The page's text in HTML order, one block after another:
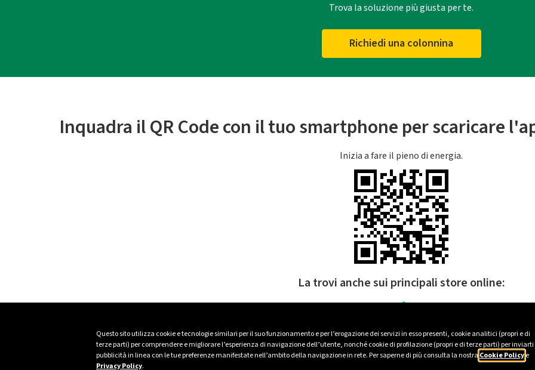
Questo sito utilizza cookie e tecnologie similari per il suo funzionamento e per l’erogazione dei servizi in esso presenti, cookie analitici (propri e di
terze parti) per comprendere e migliorare l’esperienza di navigazione dell’utente, nonché cookie di profilazione (propri e di terze parti) per inviarti
pubblicità in linea con le tue preferenze manifestate nell’ambito della navigazione in rete. Per saperne di più consulta la nostra Cookie Policye
Privacy Policy.
Trova la soluzione più giusta per te.
Richiedi una colonnina
Inquadra il QR Code con il tuo smartphone per scaricare
Inizia a fare il pieno di energia.
La trovi anche sui principali store online: